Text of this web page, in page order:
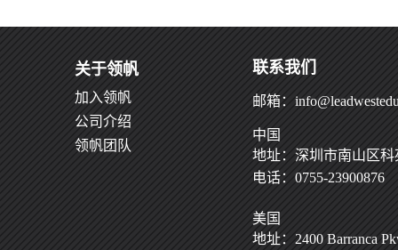
关于领帆
加入领帆
公司介绍
领帆团队
联系我们
邮箱：
中国
地址：深圳市南山区科
电话：0755-23900876
美国
地址：2400 Barranca